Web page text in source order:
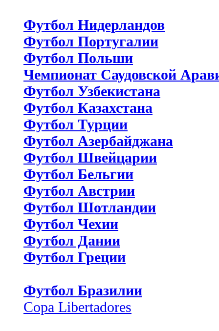
Футбол Нидерландов
Футбол Португалии
Футбол Польши
Чемпионат Саудовской
Футбол Узбекистана
Футбол Казахстана
Футбол Турции
Футбол Азербайджана
Футбол Швейцарии
Футбол Бельгии
Футбол Австрии
Футбол Шотландии
Футбол Чехии
Футбол Дании
Футбол Греции
Футбол Бразилии
Copa Libertadores